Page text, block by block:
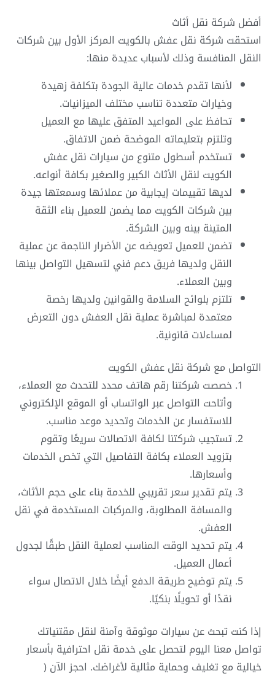
أفضل شركة نقل أثاث
استحقت شركة نقل عفش بالكويت المركز الأول بين شركات
النقل المنافسة وذلك لأسباب عديدة منها:
لأنها تقدم خدمات عالية الجودة بتكلفة زهيدة
وخيارات متعددة تناسب مختلف الميزانيات.
تحافظ على المواعيد المتفق عليها مع العميل
وتلتزم بتعليماته الموضحة ضمن الاتفاق.
تستخدم أسطول متنوع من سيارات نقل عفش
الكويت لنقل الأثاث الكبير والصغير بكافة أنواعه.
لديها تقييمات إيجابية من عملائها وسمعتها جيدة
بين شركات الكويت مما يضمن للعميل بناء الثقة
المتينة بينه وبين الشركة.
تضمن للعميل تعويضه عن الأضرار الناجمة عن عملية
النقل ولديها فريق دعم فني لتسهيل التواصل بينها
وبين العملاء.
تلتزم بلوائح السلامة والقوانين ولديها رخصة
معتمدة لمباشرة عملية نقل العفش دون التعرض
لمساءلات قانونية.
التواصل مع شركة نقل عفش الكويت
خصصت شركتنا رقم هاتف محدد للتحدث مع العملاء،
وأتاحت التواصل عبر الواتساب أو الموقع الإلكتروني
للاستفسار عن الخدمات وتحديد موعد مناسب.
تستجيب شركتنا لكافة الاتصالات سريعًا وتقوم
بتزويد العملاء بكافة التفاصيل التي تخص الخدمات
وأسعارها.
يتم تقدير سعر تقريبي للخدمة بناء على حجم الأثاث،
والمسافة المطلوبة، والمركبات المستخدمة في نقل
العفش.
يتم تحديد الوقت المناسب لعملية النقل طبقًا لجدول
أعمال العميل.
يتم توضيح طريقة الدفع أيضًا خلال الاتصال سواء
نقدًا أو تحويلًا بنكيًا.
إذا كنت تبحث عن سيارات موثوقة وآمنة لنقل مقتنياتك
تواصل معنا اليوم لتحصل على خدمة نقل احترافية بأسعار
خيالية مع تغليف وحماية مثالية لأغراضك. احجز الآن (